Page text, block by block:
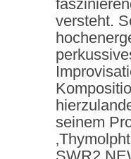
versteht.
seinem